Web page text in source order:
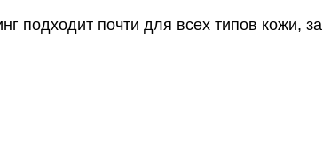
подходит почти для всех типов кожи, за